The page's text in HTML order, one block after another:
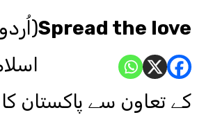
Spread the love
کے تعاون سے پاکستان کا